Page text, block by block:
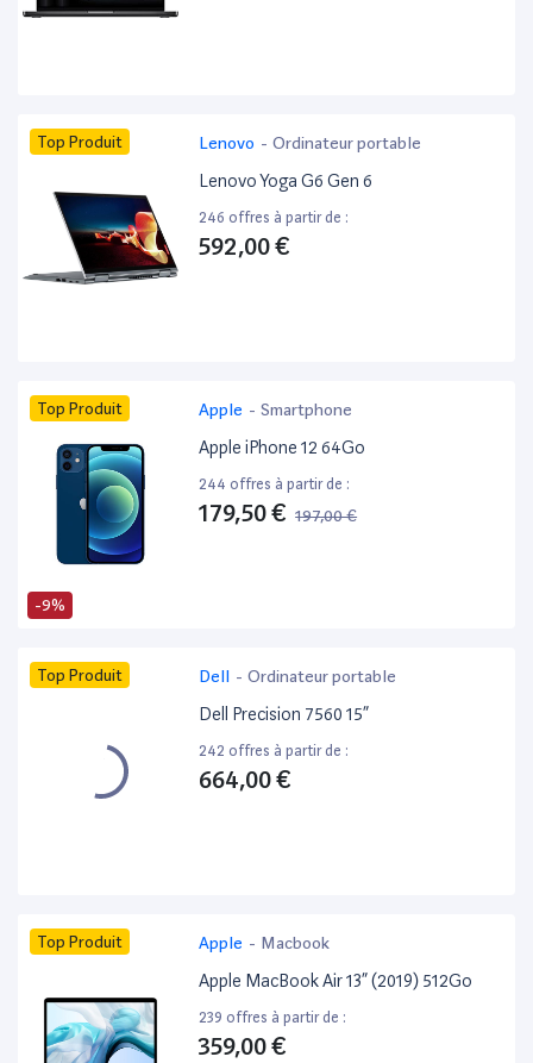
Top Produit Lenovo - Ordinateur portable
Lenovo Yoga G6 Gen 6
246 offres à partir de :
592,00 €
-9%
Top Produit Apple - Smartphone
Apple iPhone 12 64Go
244 offres à partir de :
179,50 € 197,00 €
Top Produit Dell - Ordinateur portable
Dell Precision 7560 15”
242 offres à partir de :
664,00 €
Top Produit Apple - Macbook
Apple MacBook Air 13” (2019) 512Go
239 offres à partir de :
359,00 €